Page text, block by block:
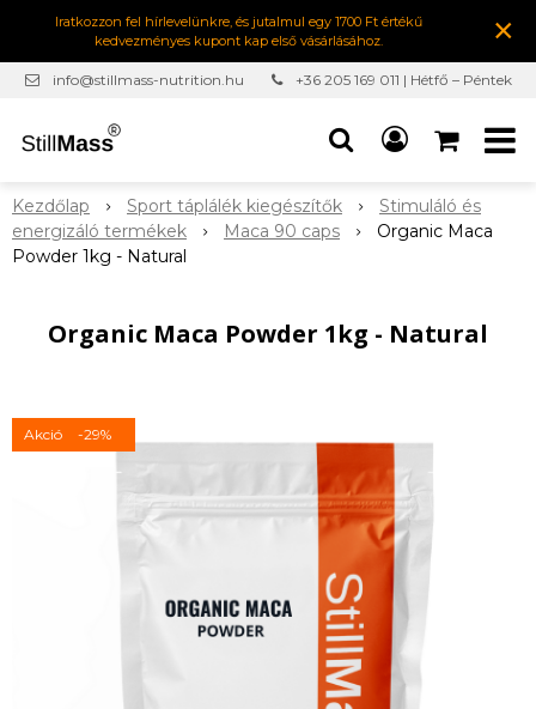
Iratkozzon fel hírlevelünkre, és jutalmul egy 1700 Ft értékű
kedvezményes kupont kap első vásárlásához.
×
info@stillmass-nutrition.hu
+36 205 169 011 | Hétfő – Péntek
Kezdőlap Sport táplálék kiegészítők
Stimuláló és
energizáló termékek
Maca 90 caps
Organic Maca
Powder 1kg - Natural
Organic Maca Powder 1kg - Natural
Akció -29%